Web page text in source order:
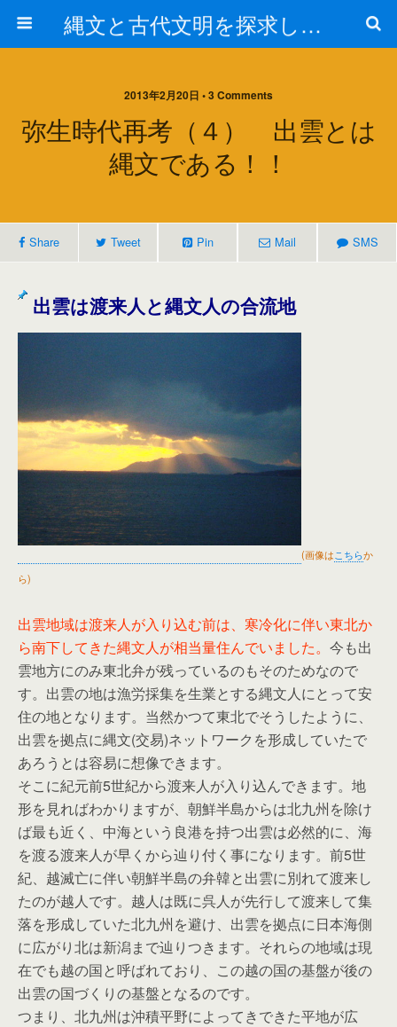
縄文と古代文明を探求しよう！
2013年2月20日 • 3 Comments
弥生時代再考（４） 出雲とは
縄文である！！
Share Tweet Pin Mail SMS
出雲は渡来人と縄文人の合流地
(画像はこちらか
ら)
出雲地域は渡来人が入り込む前は、寒冷化に伴い東北か
ら南下してきた縄文人が相当量住んでいました。 今も出
雲地方にのみ東北弁が残っているのもそのためなので
す。出雲の地は漁労採集を生業とする縄文人にとって安
住の地となります。当然かつて東北でそうしたように、
出雲を拠点に縄文(交易)ネットワークを形成していたで
あろうとは容易に想像できます。
そこに紀元前5世紀から渡来人が入り込んできます。地
形を見ればわかりますが、朝鮮半島からは北九州を除け
ば最も近く、中海という良港を持つ出雲は必然的に、海
を渡る渡来人が早くから辿り付く事になります。前5世
紀、越滅亡に伴い朝鮮半島の弁韓と出雲に別れて渡来し
たのが越人です。越人は既に呉人が先行して渡来して集
落を形成していた北九州を避け、出雲を拠点に日本海側
に広がり北は新潟まで辿りつきます。それらの地域は現
在でも越の国と呼ばれており、この越の国の基盤が後の
出雲の国づくりの基盤となるのです。
つまり、北九州は沖積平野によってきできた平地が広